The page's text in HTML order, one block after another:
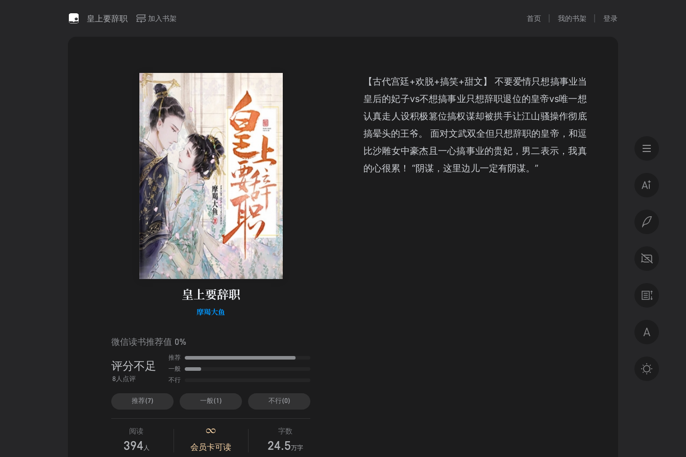
皇上要辞职 加入书架 首页 我的书架 登录
皇上要辞职
摩羯大鱼
微信读书推荐值 0%
评分不足
8人点评
推荐
一般
不行
推荐(7) 一般(1) 不行(0)
阅读
394 人 会员卡可读
字数
24.5万字
【古代宫廷+欢脱+搞笑+甜文】 不要爱情只想搞事业当
皇后的妃子vs不想搞事业只想辞职退位的皇帝vs唯一想
认真走人设积极篡位搞权谋却被拱手让江山骚操作彻底
搞晕头的王爷。 面对文武双全但只想辞职的皇帝，和逗
比沙雕女中豪杰且一心搞事业的贵妃，男二表示，我真
的心很累！ “阴谋，这里边儿一定有阴谋。”